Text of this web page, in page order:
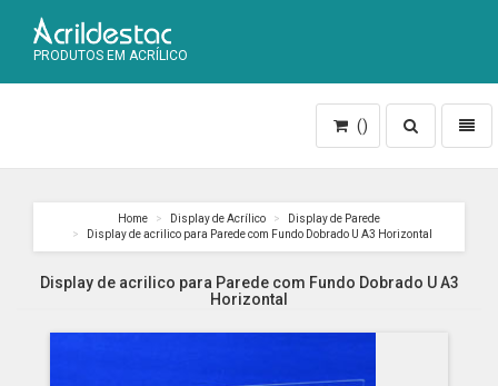
PRODUTOS EM ACRÍLICO
Toggle
search
()
Home Display de Acrílico
Display de Parede
Display de acrilico para Parede com Fundo Dobrado U A3 Horizontal
Display de acrilico para Parede com Fundo Dobrado U A3
Horizontal